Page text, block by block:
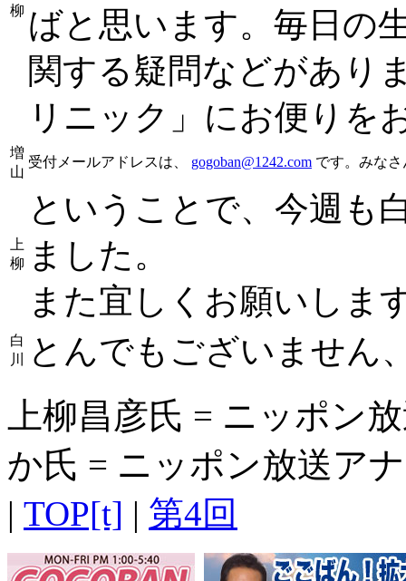
柳 ばと思います。毎日の
関する疑問などがあり
リニック」にお便りを
増
山
受付メールアドレスは、 gogoban@1242.com です。みな
上
柳
ということで、今週も
ました。
また宜しくお願いしま
白
川
とんでもございません
上柳昌彦氏 = ニッポン
か氏 = ニッポン放送ア
| TOP[t] | 第4回